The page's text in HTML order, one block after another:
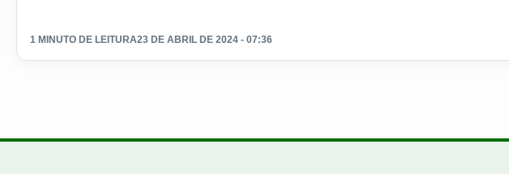
1 MINUTO DE LEITURA23 DE ABRIL DE 2024 - 07:36